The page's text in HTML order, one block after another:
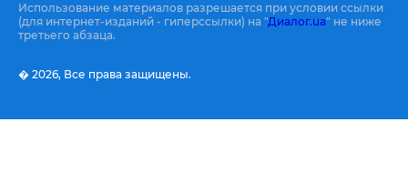
Использование материалов разрешается при условии ссылки
(для интернет-изданий - гиперссылки) на "Диалог.ua" не ниже
третьего абзаца.
� 2026, Все права защищены.